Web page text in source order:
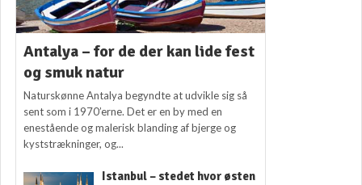
Antalya – for de der kan lide fest
og smuk natur
Naturskønne Antalya begyndte at udvikle sig så
sent som i 1970’erne. Det er en by med en
enestående og malerisk blanding af bjerge og
kyststrækninger, og...
Istanbul – stedet hvor østen